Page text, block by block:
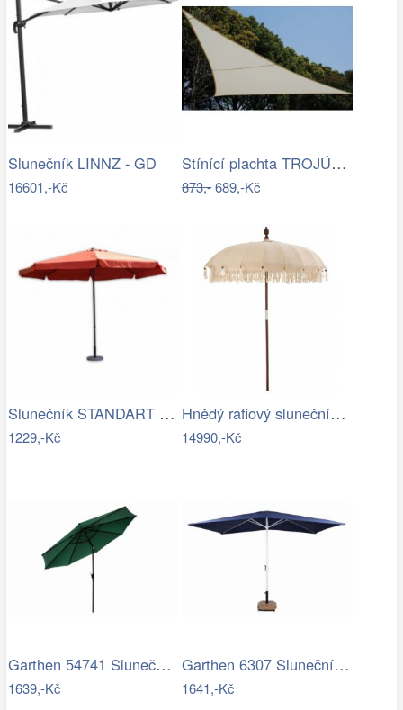
Slunečník LINNZ - GD
16601,-Kč
Stínící plachta TROJÚHELNÍK Rojaplast
873,-689,-Kč
Slunečník STANDART Ø 300 cm ROJAPLAST
1229,-Kč
Hnědý rafiový slunečník s třásněmi…
14990,-Kč
Garthen 54741 Slunečník ø 290 cm -…
1639,-Kč
Garthen 6307 Slunečník obdélníkový 2x3…
1641,-Kč